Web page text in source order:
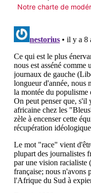
Notre charte de